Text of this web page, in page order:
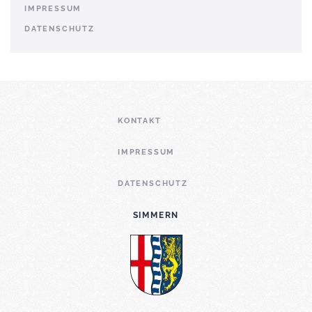
IMPRESSUM
DATENSCHUTZ
KONTAKT
IMPRESSUM
DATENSCHUTZ
SIMMERN